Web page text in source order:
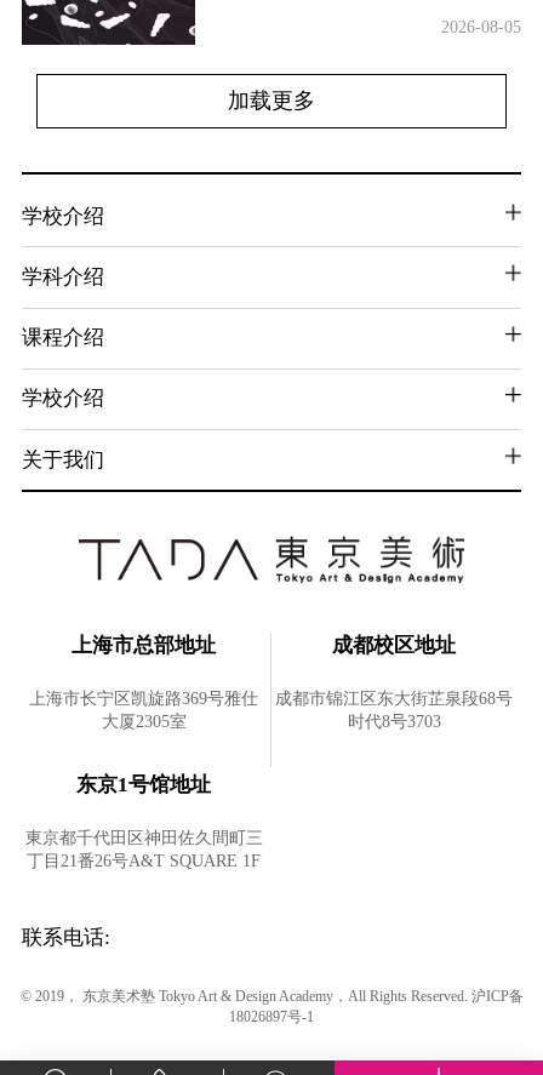
2026-08-05
加载更多
学校介绍
学科介绍
课程介绍
学校介绍
关于我们
上海市总部地址
上海市长宁区凯旋路369号雅仕
大厦2305室
成都校区地址
成都市锦江区东大街芷泉段68号
时代8号3703
东京1号馆地址
東京都千代田区神田佐久間町三
丁目21番26号A&T SQUARE 1F
联系电话:
© 2019， 东京美术塾 Tokyo Art & Design Academy，All Rights Reserved. 沪ICP备
18026897号-1